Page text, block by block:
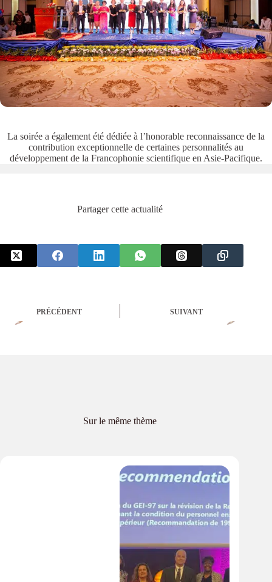
La soirée a également été dédiée à l’honorable reconnaissance de la
contribution exceptionnelle de certaines personnalités au
développement de la Francophonie scientifique en Asie-Pacifique.
Partager cette actualité
PRÉCÉDENT SUIVANT
Sur le même thème